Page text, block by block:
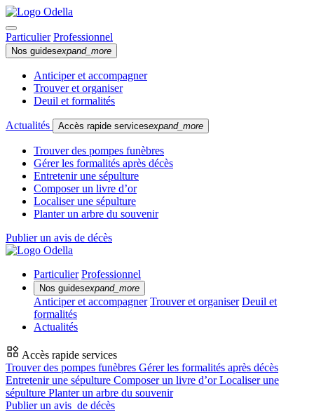
Particulier Professionnel
Nos guidesexpand_more
Anticiper et accompagner
Trouver et organiser
Deuil et formalités
Actualités Accès rapide servicesexpand_more
Trouver des pompes funèbres
Gérer les formalités après décès
Entretenir une sépulture
Composer un livre d’or
Localiser une sépulture
Planter un arbre du souvenir
Publier un avis de décès
Particulier Professionnel
Nos guidesexpand_more
Anticiper et accompagner Trouver et organiser Deuil et
formalités
Actualités
Accès rapide services
Trouver des pompes funèbres Gérer les formalités après décès
Entretenir une sépulture Composer un livre d’orLocaliser une
sépulture Planter un arbre du souvenir
Publier un avis de décès